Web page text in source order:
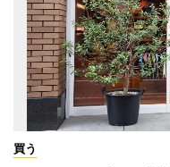
買う